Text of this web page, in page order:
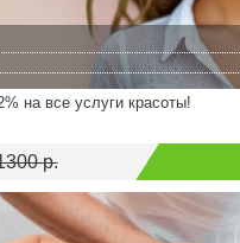
на все услуги красоты!
р.